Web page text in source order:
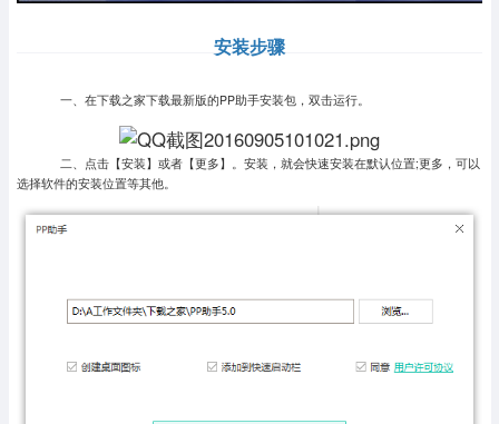
安装步骤
一、在下载之家下载最新版的PP助手安装包，双击运行。
二、点击【安装】或者【更多】。安装，就会快速安装在默认位置;更多，可以
选择软件的安装位置等其他。